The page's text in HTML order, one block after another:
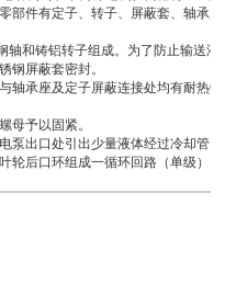
部件有定子、转子、屏蔽套、轴承
轴和铸铝转子组成。为了防止输送液
钢屏蔽套密封。
轴承座及定子屏蔽连接处均有耐热O
母予以固紧。
泵出口处引出少量液体经过冷却管
轮后口环组成一循环回路（单级）